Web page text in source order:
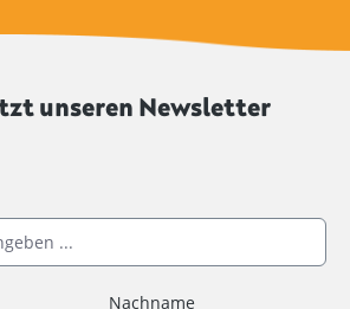
unseren Newsletter
Nachname